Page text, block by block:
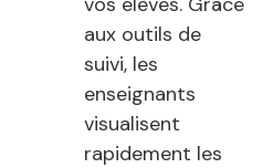
aux outils de
suivi, les
enseignants
visualisent
rapidement les